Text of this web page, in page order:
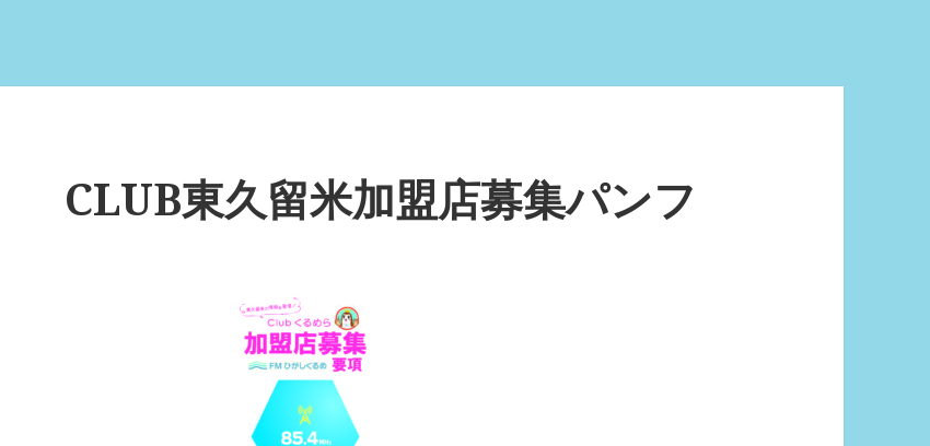
CLUB東久留米加盟店募集パンフ